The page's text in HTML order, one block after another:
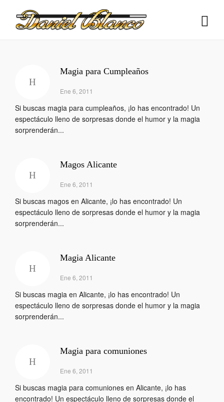
Magia para Cumpleaños
Ene 6, 2011
Si buscas magia para cumpleaños, ¡lo has encontrado! Un
espectáculo lleno de sorpresas donde el humor y la magia
sorprenderán...
Magos Alicante
Ene 6, 2011
Si buscas magos en Alicante, ¡lo has encontrado! Un
espectáculo lleno de sorpresas donde el humor y la magia
sorprenderán...
Magia Alicante
Ene 6, 2011
Si buscas magia en Alicante, ¡lo has encontrado! Un
espectáculo lleno de sorpresas donde el humor y la magia
sorprenderán...
Magia para comuniones
Ene 6, 2011
Si buscas magia para comuniones en Alicante, ¡lo has
encontrado! Un espectáculo lleno de sorpresas donde el